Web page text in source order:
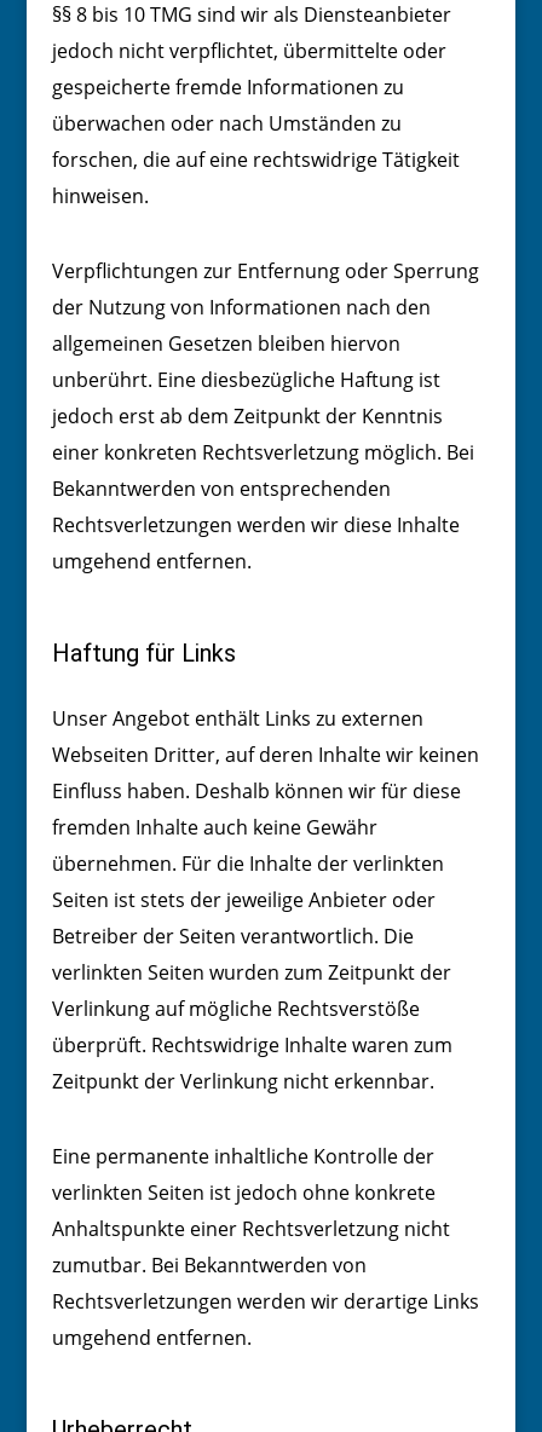
§§ 8 bis 10 TMG sind wir als Diensteanbieter
jedoch nicht verpflichtet, übermittelte oder
gespeicherte fremde Informationen zu
überwachen oder nach Umständen zu
forschen, die auf eine rechtswidrige Tätigkeit
hinweisen.
Verpflichtungen zur Entfernung oder Sperrung
der Nutzung von Informationen nach den
allgemeinen Gesetzen bleiben hiervon
unberührt. Eine diesbezügliche Haftung ist
jedoch erst ab dem Zeitpunkt der Kenntnis
einer konkreten Rechtsverletzung möglich. Bei
Bekanntwerden von entsprechenden
Rechtsverletzungen werden wir diese Inhalte
umgehend entfernen.
Haftung für Links
Unser Angebot enthält Links zu externen
Webseiten Dritter, auf deren Inhalte wir keinen
Einfluss haben. Deshalb können wir für diese
fremden Inhalte auch keine Gewähr
übernehmen. Für die Inhalte der verlinkten
Seiten ist stets der jeweilige Anbieter oder
Betreiber der Seiten verantwortlich. Die
verlinkten Seiten wurden zum Zeitpunkt der
Verlinkung auf mögliche Rechtsverstöße
überprüft. Rechtswidrige Inhalte waren zum
Zeitpunkt der Verlinkung nicht erkennbar.
Eine permanente inhaltliche Kontrolle der
verlinkten Seiten ist jedoch ohne konkrete
Anhaltspunkte einer Rechtsverletzung nicht
zumutbar. Bei Bekanntwerden von
Rechtsverletzungen werden wir derartige Links
umgehend entfernen.